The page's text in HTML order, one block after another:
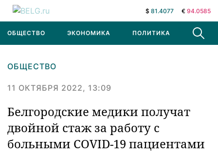
$ 81.4077 € 94.0585
ОБЩЕСТВО ЭКОНОМИКА ПОЛИТИКА В МИРЕ
ОБЩЕСТВО
11 ОКТЯБРЯ 2022, 13:09
Белгородские медики получат
двойной стаж за работу с
больными COVID-19 пациентами